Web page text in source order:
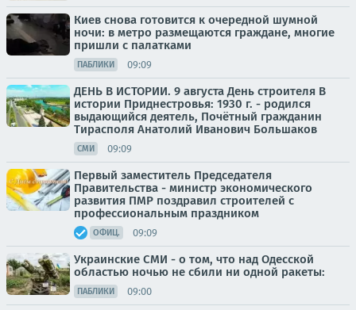
Киев снова готовится к очередной шумной
ночи: в метро размещаются граждане, многие
пришли с палатками
ПАБЛИКИ 09:09
ДЕНЬ В ИСТОРИИ. 9 августа День строителя В
истории Приднестровья: 1930 г. - родился
выдающийся деятель, Почётный гражданин
Тирасполя Анатолий Иванович Большаков
СМИ 09:09
Первый заместитель Председателя
Правительства - министр экономического
развития ПМР поздравил строителей с
профессиональным праздником
ОФИЦ. 09:09
Украинские СМИ - о том, что над Одесской
областью ночью не сбили ни одной ракеты:
ПАБЛИКИ 09:00